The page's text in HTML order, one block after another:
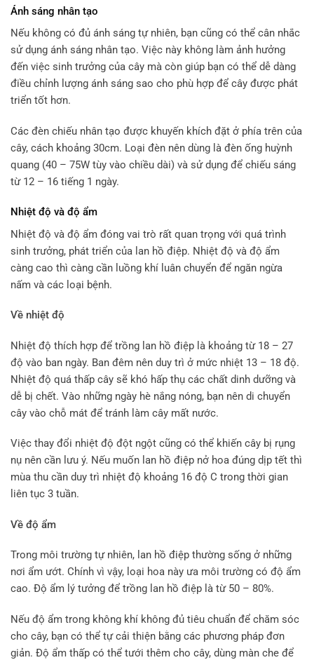
Ánh sáng nhân tạo
Nếu không có đủ ánh sáng tự nhiên, bạn cũng có thể cân nhắc
sử dụng ánh sáng nhân tạo. Việc này không làm ảnh hưởng
đến việc sinh trưởng của cây mà còn giúp bạn có thể dễ dàng
điều chỉnh lượng ánh sáng sao cho phù hợp để cây được phát
triển tốt hơn.
Các đèn chiếu nhân tạo được khuyến khích đặt ở phía trên của
cây, cách khoảng 30cm. Loại đèn nên dùng là đèn ống huỳnh
quang (40 – 75W tùy vào chiều dài) và sử dụng để chiếu sáng
từ 12 – 16 tiếng 1 ngày.
Nhiệt độ và độ ẩm
Nhiệt độ và độ ẩm đóng vai trò rất quan trọng với quá trình
sinh trưởng, phát triển của lan hồ điệp. Nhiệt độ và độ ẩm
càng cao thì càng cần luồng khí luân chuyển để ngăn ngừa
nấm và các loại bệnh.
Về nhiệt độ
Nhiệt độ thích hợp để trồng lan hồ điệp là khoảng từ 18 – 27
độ vào ban ngày. Ban đêm nên duy trì ở mức nhiệt 13 – 18 độ.
Nhiệt độ quá thấp cây sẽ khó hấp thụ các chất dinh dưỡng và
dễ bị chết. Vào những ngày hè nắng nóng, bạn nên di chuyển
cây vào chỗ mát để tránh làm cây mất nước.
Việc thay đổi nhiệt độ đột ngột cũng có thể khiến cây bị rụng
nụ nên cần lưu ý. Nếu muốn lan hồ điệp nở hoa đúng dịp tết thì
mùa thu cần duy trì nhiệt độ khoảng 16 độ C trong thời gian
liên tục 3 tuần.
Về độ ẩm
Trong môi trường tự nhiên, lan hồ điệp thường sống ở những
nơi ẩm ướt. Chính vì vậy, loại hoa này ưa môi trường có độ ẩm
cao. Độ ẩm lý tưởng để trồng lan hồ điệp là từ 50 – 80%.
Nếu độ ẩm trong không khí không đủ tiêu chuẩn để chăm sóc
cho cây, bạn có thể tự cải thiện bằng các phương pháp đơn
giản. Độ ẩm thấp có thể tưới thêm cho cây, dùng màn che để